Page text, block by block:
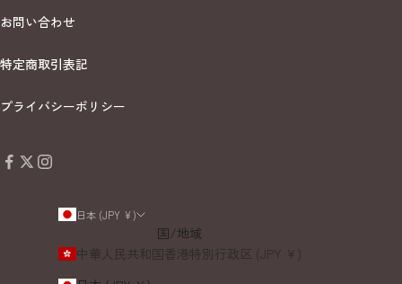
お問い合わせ
特定商取引表記
プライバシーポリシー
日本 (JPY ¥)
国/地域
中華人民共和国香港特別行政区 (JPY ¥)